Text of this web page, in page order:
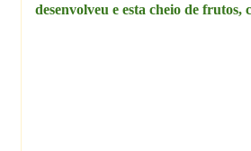
desenvolveu e esta cheio de frutos,